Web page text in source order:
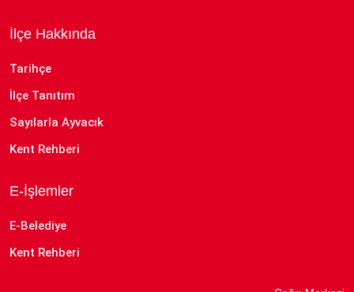
İlçe Hakkında
Tarihçe
İlçe Tanıtım
Sayılarla Ayvacık
Kent Rehberi
E-İşlemler
E-Belediye
Kent Rehberi